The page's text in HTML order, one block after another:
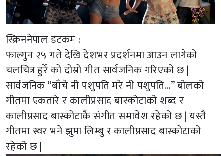
स्क्रिननेपाल डटकम :
फाल्गुन २५ गते देखि देशभर प्रदर्शनमा आउन लागेको
चलचित्र हुर्रे को दोस्रो गीत सार्वजनिक गरिएको छ |
सार्वजनिक “बाँचे नी पशुपति मरे नी पशुपति…” बोलको
गीतमा एकतारे र कालीप्रसाद बास्कोटाको शब्द र
कालीप्रसाद बास्कोटाकै संगीत समावेश रहेको छ | यस्तै
गीतमा स्वर भने झुमा लिम्बु र कालीप्रसाद बास्कोटाको
रहेको छ |